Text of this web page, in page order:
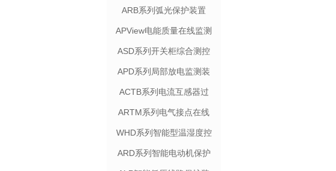
ARB系列弧光保护装置
APView电能质量在线监测
装置
ASD系列开关柜综合测控
装置
APD系列局部放电监测装
置
ACTB系列电流互感器过
电压保护器
ARTM系列电气接点在线
测温装置
WHD系列智能型温湿度控
制器
ARD系列智能电动机保护